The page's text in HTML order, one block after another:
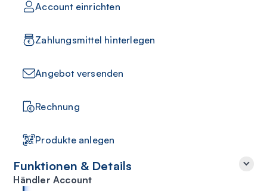
Account einrichten
Zahlungsmittel hinterlegen
Angebot versenden
Rechnung
Produkte anlegen
Funktionen & Details
Händler Account